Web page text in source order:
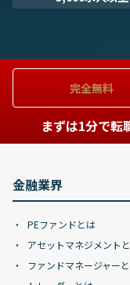
完全無料
まずは1分で転
金融業界
PEファンドとは
アセットマネジメント
ファンドマネージャー